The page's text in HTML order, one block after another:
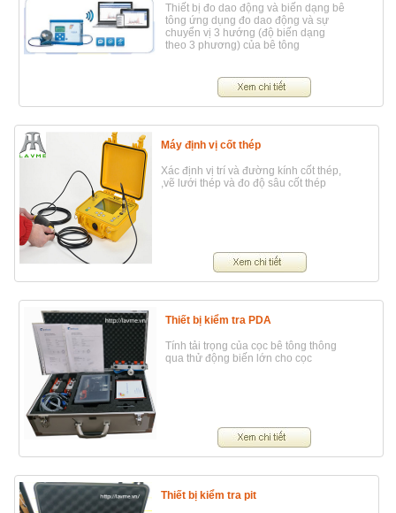
Thiết bị đo dao động và biến dạng bê
tông ứng dụng đo dao động và sự
chuyển vị 3 hướng (độ biến dạng
theo 3 phương) của bê tông
Máy định vị cốt thép
Xác định vị trí và đường kính cốt thép,
,vẽ lưới thép và đo độ sâu cốt thép
Thiết bị kiểm tra PDA
Tính tải trọng của cọc bê tông thông
qua thử động biến lớn cho cọc
Thiết bị kiểm tra pit